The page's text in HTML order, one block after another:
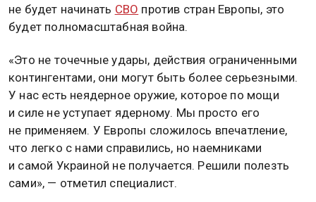
не будет начинать СВО против стран Европы, это
будет полномасштабная война.
«Это не точечные удары, действия ограниченными
контингентами, они могут быть более серьезными.
У нас есть неядерное оружие, которое по мощи
и силе не уступает ядерному. Мы просто его
не применяем. У Европы сложилось впечатление,
что легко с нами справились, но наемниками
и самой Украиной не получается. Решили полезть
сами», — отметил специалист.